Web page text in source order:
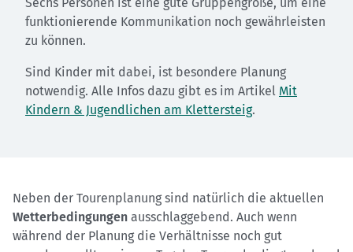
funktionierende Kommunikation noch gewährleisten
zu können.
Sind Kinder mit dabei, ist besondere Planung
notwendig. Alle Infos dazu gibt es im Artikel Mit
Kindern & Jugendlichen am Klettersteig.
Neben der Tourenplanung sind natürlich die aktuellen
Wetterbedingungen ausschlaggebend. Auch wenn
während der Planung die Verhältnisse noch gut